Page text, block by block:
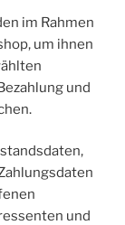
im Rahmen
um ihnen
und
und